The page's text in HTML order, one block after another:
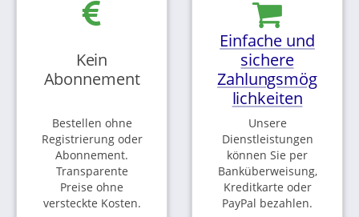
Kein
Abonnement
Bestellen ohne
Registrierung oder
Abonnement.
Transparente
Preise ohne
versteckte Kosten.
Einfache und
sichere
Zahlungsmög
lichkeiten
Unsere
Dienstleistungen
können Sie per
Banküberweisung,
Kreditkarte oder
PayPal bezahlen.